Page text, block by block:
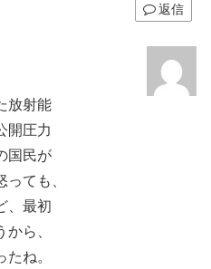
返信
放射能
開圧力
国民が
っても、
、最初
ら、
ね。